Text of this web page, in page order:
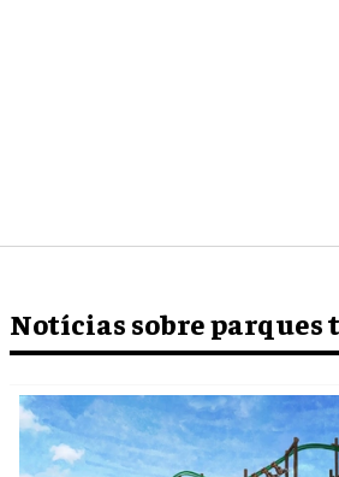
Notícias sobre parques